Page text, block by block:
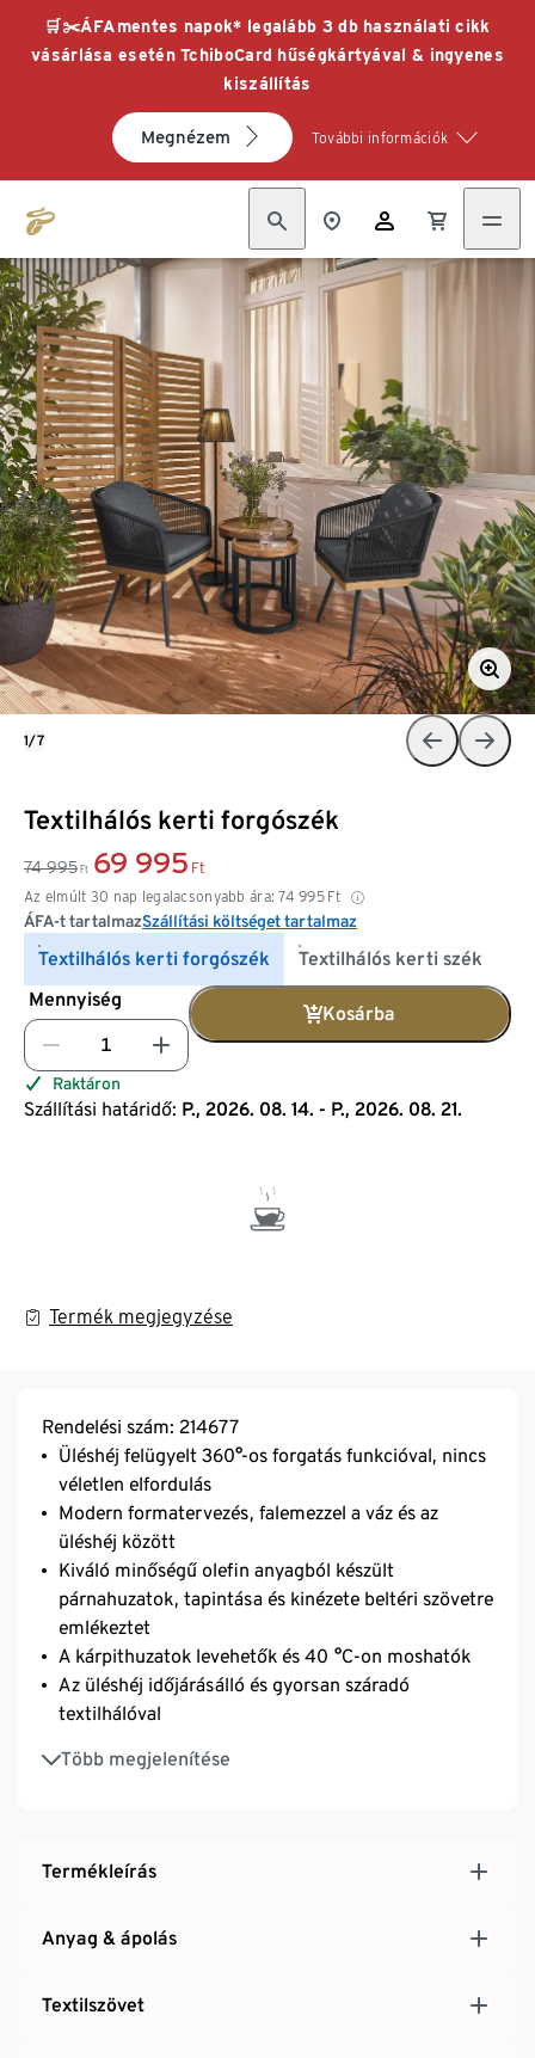
🛒✂️ÁFAmentes napok* legalább 3 db használati cikk
vásárlása esetén TchiboCard hűségkártyával & ingyenes
kiszállítás
Megnézem További információk
Textilhálós kerti forgószék
74 995 Ft 69 995 Ft
Az elmúlt 30 nap legalacsonyabb ára: 74 995 Ft
ÁFA-t tartalmazSzállítási költséget tartalmaz
Textilhálós kerti forgószék
Textilhálós kerti szék
Mennyiség
Kosárba
Raktáron
Szállítási határidő: P., 2026. 08. 14. - P., 2026. 08. 21.
Termék megjegyzése
1/7
Rendelési szám: 214677
Üléshéj felügyelt 360°-os forgatás funkcióval, nincs
véletlen elfordulás
Modern formatervezés, falemezzel a váz és az
üléshéj között
Kiváló minőségű olefin anyagból készült
párnahuzatok, tapintása és kinézete beltéri szövetre
emlékeztet
A kárpithuzatok levehetők és 40 °C-on moshatók
Az üléshéj időjárásálló és gyorsan száradó
textilhálóval
Több megjelenítése
UV- és időjárásálló
Termékleírás
Anyag & ápolás
Textilszövet